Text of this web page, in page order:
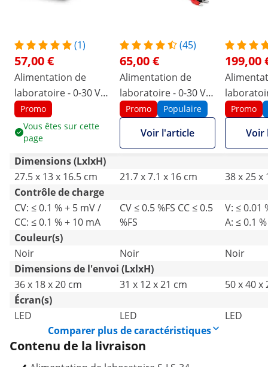
(1)
57,00 €
Alimentation de
laboratoire - 0-30 V -
0-5 A DC - 150 W
Promo
Vous êtes sur cette
page
(45)
65,00 €
Alimentation de
laboratoire - 0-30 V -
0-10 A CC - 300 W
Promo Populaire
Voir l'article
199,00
2x 0-30
550 W
Promo
Voir
Dimensions (LxlxH)
27.5 x 13 x 16.5 cm
21.7 x 7.1 x 16 cm
38 x 25 x
Contrôle de charge
CV: ≤ 0.1 % + 5 mV /
CC: ≤ 0.1 % + 10 mA
CV ≤ 0.5 %FS CC ≤ 0.5
%FS
V: ≤ 0.01
A: ≤ 0.1
Couleur(s)
Noir
Noir
Noir
Dimensions de l'envoi (LxlxH)
36 x 18 x 20 cm
31 x 12 x 21 cm
50 x 40 x
Écran(s)
LED
LED
LED
Comparer plus de caractéristiques
Contenu de la livraison